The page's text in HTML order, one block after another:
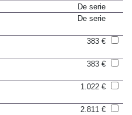
De serie
De serie
383 €
383 €
1.022 €
2.811 €